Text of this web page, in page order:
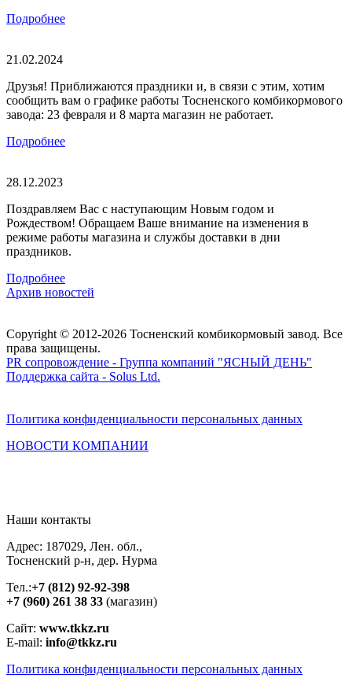
Подробнее
21.02.2024
Друзья! Приближаются праздники и, в связи с этим, хотим
сообщить вам о графике работы Тосненского комбикормового
завода: 23 февраля и 8 марта магазин не работает.
Подробнее
28.12.2023
Поздравляем Вас с наступающим Новым годом и
Рождеством! Обращаем Ваше внимание на изменения в
режиме работы магазина и службы доставки в дни
праздников.
Подробнее
Архив новостей
Copyright © 2012-2026 Тосненский комбикормовый завод. Все
права защищены.
PR сопровождение - Группа компаний "ЯСНЫЙ ДЕНЬ"
Поддержка сайта - Solus Ltd.
Политика конфиденциальности персональных данных
НОВОСТИ КОМПАНИИ
Наши контакты
Адрес: 187029, Лен. обл.,
Тосненский р-н, дер. Нурма
Тел.:+7 (812) 92-92-398
+7 (960) 261 38 33 (магазин)
Сайт: www.tkkz.ru
E-mail: info@tkkz.ru
Политика конфиденциальности персональных данных